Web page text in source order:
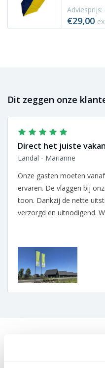
Adviesprijs:
€29,00
Dit zeggen onze
Direct het juiste
Landal - Marianne
Onze gasten moeten
ervaren. De vlaggen bij
toon. Dankzij de nette
verzorgd en uitnodigend.